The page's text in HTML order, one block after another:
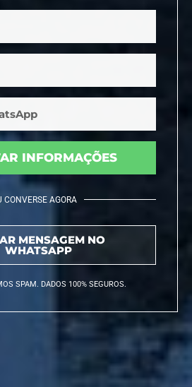
INFORMAÇÕES
CONVERSE AGORA
MENSAGEM NO
WHATSAPP
SPAM. DADOS 100% SEGUROS.